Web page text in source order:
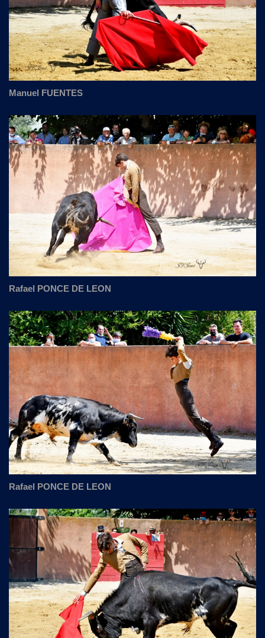
Manuel FUENTES
Rafael PONCE DE LEON
Rafael PONCE DE LEON